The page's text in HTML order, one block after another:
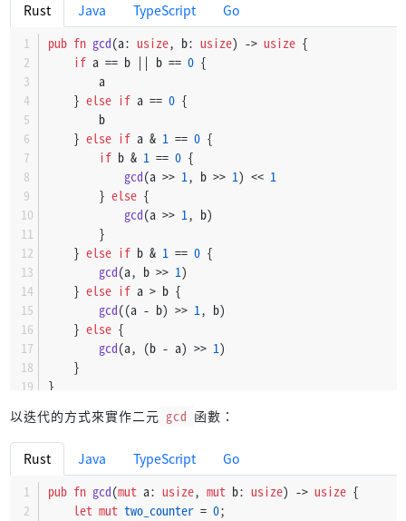
continue 'outer
                }
            }
        }
        result.
push(n);
    result
Rust Java TypeScript
Go
pub fn gcd(a: usize, b: usize) -> usize {
if a == b || b == 0 {
        a
    }
else if a == 0 {
        b
    }
else if a & 1 == 0 {
if b & 1 == 0 {
gcd(a >> 1, b >> 1) << 1
        }
else {
gcd(a >> 1, b)
        }
    }
else if b & 1 == 0 {
gcd(a, b >> 1)
    }
else if a > b {
gcd((a - b) >> 1, b)
    }
else {
gcd(a, (b - a) >> 1)
    }
}
以迭代的方式來實作二元 gcd 函數：
Rust Java TypeScript
Go
pub fn gcd(mut a: usize, mut b: usize) -> usize {
let mut two_counter = 0;